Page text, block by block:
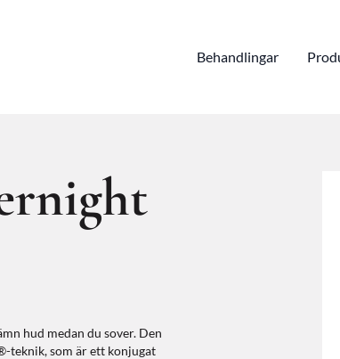
Behandlingar
hud medan du sover. Den
teknik, som är ett konjugat